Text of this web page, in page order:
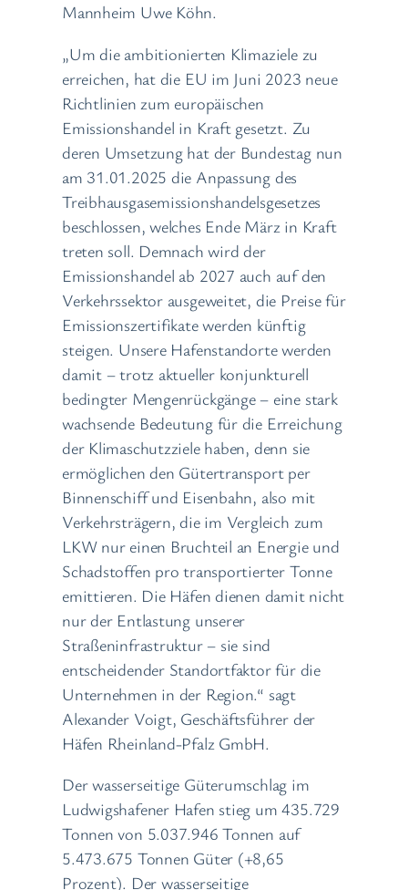
Mannheim Uwe Köhn.
„Um die ambitionierten Klimaziele zu
erreichen, hat die EU im Juni 2023 neue
Richtlinien zum europäischen
Emissionshandel in Kraft gesetzt. Zu
deren Umsetzung hat der Bundestag nun
am 31.01.2025 die Anpassung des
Treibhausgasemissionshandelsgesetzes
beschlossen, welches Ende März in Kraft
treten soll. Demnach wird der
Emissionshandel ab 2027 auch auf den
Verkehrssektor ausgeweitet, die Preise für
Emissionszertifikate werden künftig
steigen. Unsere Hafenstandorte werden
damit – trotz aktueller konjunkturell
bedingter Mengenrückgänge – eine stark
wachsende Bedeutung für die Erreichung
der Klimaschutzziele haben, denn sie
ermöglichen den Gütertransport per
Binnenschiff und Eisenbahn, also mit
Verkehrsträgern, die im Vergleich zum
LKW nur einen Bruchteil an Energie und
Schadstoffen pro transportierter Tonne
emittieren. Die Häfen dienen damit nicht
nur der Entlastung unserer
Straßeninfrastruktur – sie sind
entscheidender Standortfaktor für die
Unternehmen in der Region.“ sagt
Alexander Voigt, Geschäftsführer der
Häfen Rheinland-Pfalz GmbH.
Der wasserseitige Güterumschlag im
Ludwigshafener Hafen stieg um 435.729
Tonnen von 5.037.946 Tonnen auf
5.473.675 Tonnen Güter (+8,65
Prozent). Der wasserseitige